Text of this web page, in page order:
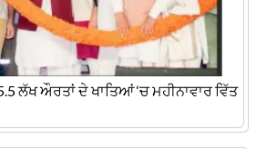
ਲੱਖ ਔਰਤਾਂ ਦੇ ਖਾਤਿਆਂ ‘ਚ ਮਹੀਨਾਵਾਰ ਵਿੱਤ